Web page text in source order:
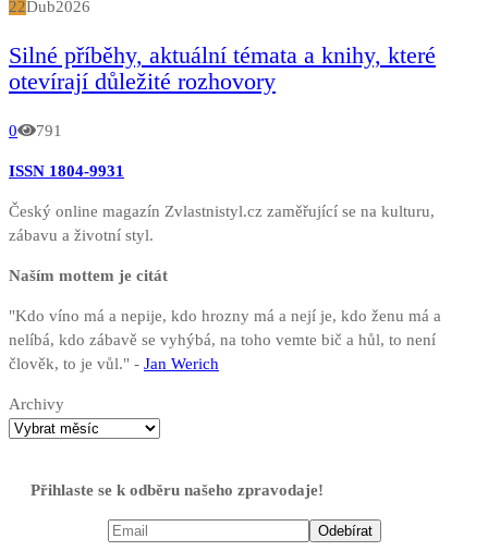
22Dub2026
Silné příběhy, aktuální témata a knihy, které
otevírají důležité rozhovory
0 791
ISSN 1804-9931
Český online magazín Zvlastnistyl.cz zaměřující se na kulturu,
zábavu a životní styl.
Naším mottem je citát
"Kdo víno má a nepije, kdo hrozny má a nejí je, kdo ženu má a
nelíbá, kdo zábavě se vyhýbá, na toho vemte bič a hůl, to není
člověk, to je vůl." - Jan Werich
Archivy
Přihlaste se k odběru našeho zpravodaje!